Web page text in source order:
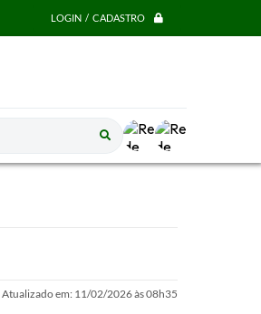
LOGIN / CADASTRO
Atualizado em: 11/02/2026 às 08h35